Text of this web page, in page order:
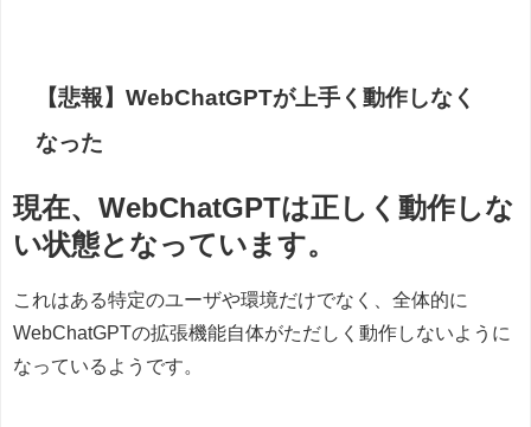
【悲報】WebChatGPTが上手く動作しなく
なった
現在、WebChatGPTは正しく動作しな
い状態となっています。
これはある特定のユーザや環境だけでなく、全体的に
WebChatGPTの拡張機能自体がただしく動作しないように
なっているようです。